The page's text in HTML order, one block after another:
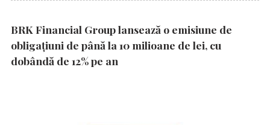
BRK Financial Group lansează o emisiune de
obligațiuni de până la 10 milioane de lei, cu
dobândă de 12% pe an